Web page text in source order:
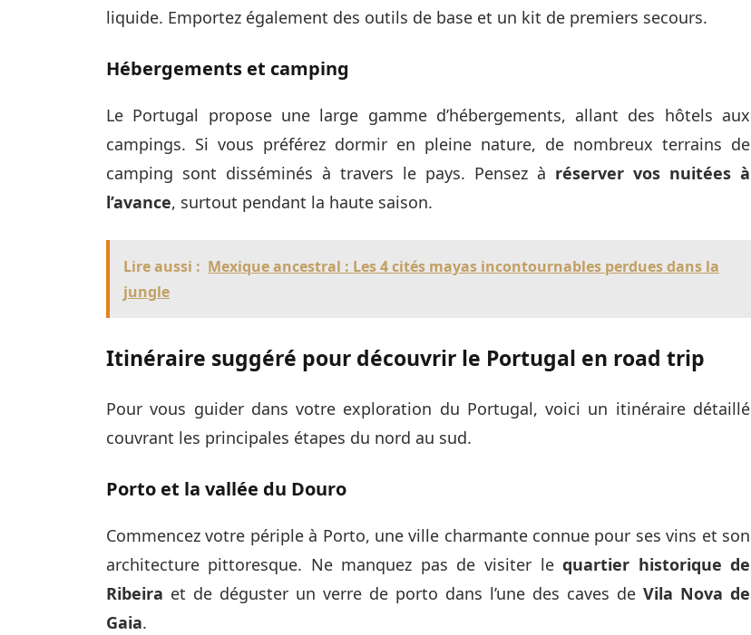
liquide. Emportez également des outils de base et un kit de premiers secours.
Hébergements et camping
Le Portugal propose une large gamme d’hébergements, allant des hôtels aux
campings. Si vous préférez dormir en pleine nature, de nombreux terrains de
camping sont disséminés à travers le pays. Pensez à réserver vos nuitées à
l’avance, surtout pendant la haute saison.
Lire aussi : Mexique ancestral : Les 4 cités mayas incontournables perdues dans la
jungle
Itinéraire suggéré pour découvrir le Portugal en road trip
Pour vous guider dans votre exploration du Portugal, voici un itinéraire détaillé
couvrant les principales étapes du nord au sud.
Porto et la vallée du Douro
Commencez votre périple à Porto, une ville charmante connue pour ses vins et son
architecture pittoresque. Ne manquez pas de visiter lequartier historique de
Ribeira et de déguster un verre de porto dans l’une des caves deVila Nova de
Gaia.